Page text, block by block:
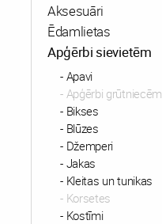
Aksesuāri
Ēdamlietas
Apģērbi sievietēm
Apavi
Apģērbi grūtniecēm
Bikses
Blūzes
Džemperi
Jakas
Kleitas un tunikas
Korsetes
Kostīmi